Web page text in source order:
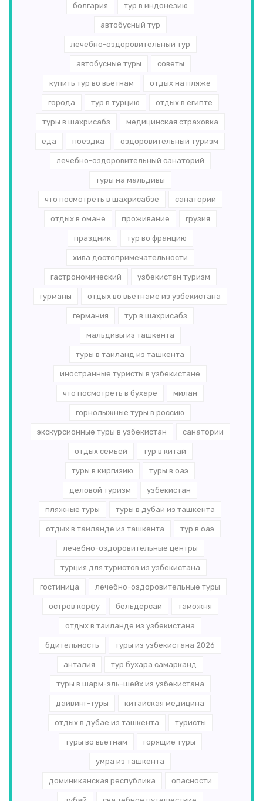
болгария тур в индонезию
автобусный тур
лечебно-оздоровительный тур
автобусные туры советы
купить тур во вьетнам отдых на пляже
города тур в турцию отдых в египте
туры в шахрисабз медицинская страховка
еда поездка оздоровительный туризм
лечебно-оздоровительный санаторий
туры на мальдивы
что посмотреть в шахрисабзе санаторий
отдых в омане проживание грузия
праздник тур во францию
хива достопримечательности
гастрономический узбекистан туризм
гурманы отдых во вьетнаме из узбекистана
германия тур в шахрисабз
мальдивы из ташкента
туры в таиланд из ташкента
иностранные туристы в узбекистане
что посмотреть в бухаре милан
горнолыжные туры в россию
экскурсионные туры в узбекистан санатории
отдых семьей тур в китай
туры в киргизию туры в оаэ
деловой туризм узбекистан
пляжные туры туры в дубай из ташкента
отдых в таиланде из ташкента тур в оаэ
лечебно-оздоровительные центры
турция для туристов из узбекистана
гостиница лечебно-оздоровительные туры
остров корфу бельдерсай таможня
отдых в таиланде из узбекистана
бдительность туры из узбекистана 2026
анталия тур бухара самарканд
туры в шарм-эль-шейх из узбекистана
дайвинг-туры китайская медицина
отдых в дубае из ташкента туристы
туры во вьетнам горящие туры
умра из ташкента
доминиканская республика опасности